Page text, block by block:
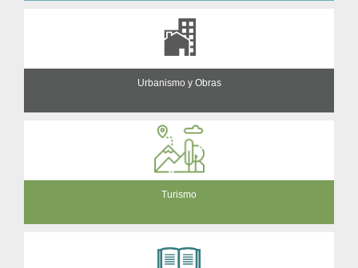
Urbanismo y Obras
Turismo